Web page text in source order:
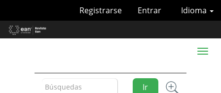
Contenido
principal
Idioma
Registrarse Entrar
Ir
Toggle